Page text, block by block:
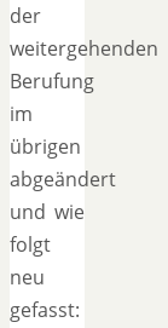
der
weitergehenden
Berufung
im
übrigen
abgeändert
und wie
folgt
neu
gefasst: